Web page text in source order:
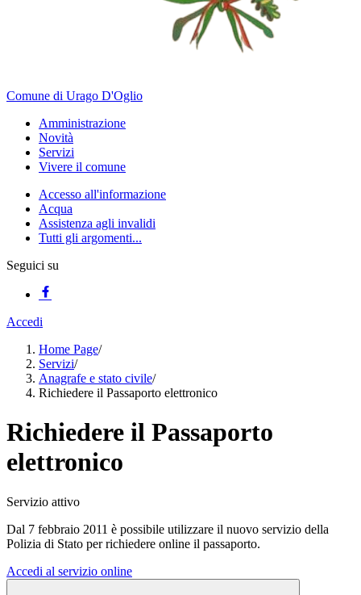
Comune di Urago D'Oglio
Amministrazione
Novità
Servizi
Vivere il comune
Accesso all'informazione
Acqua
Assistenza agli invalidi
Tutti gli argomenti...
Seguici su
Accedi
Home Page/
Servizi/
Anagrafe e stato civile/
Richiedere il Passaporto elettronico
Richiedere il Passaporto
elettronico
Servizio attivo
Dal 7 febbraio 2011 è possibile utilizzare il nuovo servizio della
Polizia di Stato per richiedere online il passaporto.
Accedi al servizio online